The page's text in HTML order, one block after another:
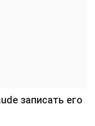
записать его